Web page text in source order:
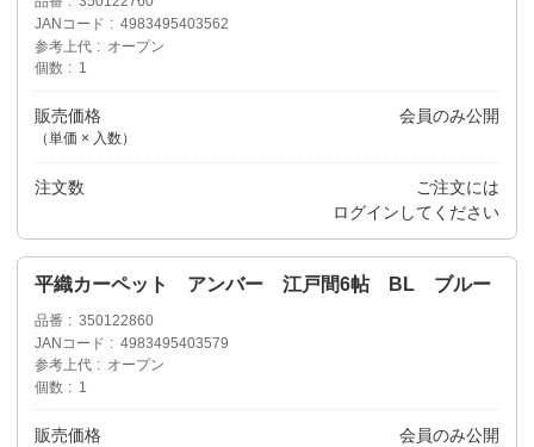
JANコード
4983495403562
参考上代
オープン
個数
1
販売価格
（単価 × 入数）
会員のみ公開
注文数
ご注文には
ログイン してください
平織カーペット アンバー 江戸間6帖 BL ブルー
品番
350122860
JANコード
4983495403579
参考上代
オープン
個数
1
販売価格 会員のみ公開